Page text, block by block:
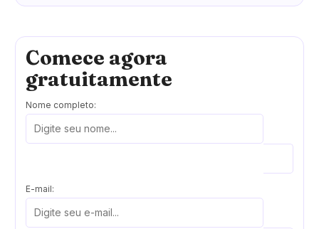
Comece agora
gratuitamente
Nome completo:
E-mail: